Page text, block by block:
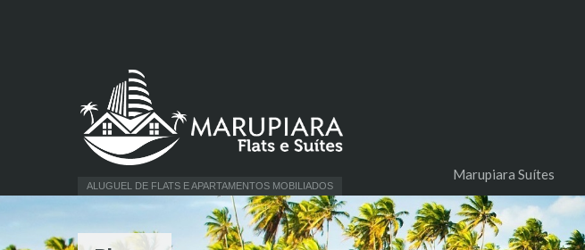
ALUGUEL DE FLATS E APARTAMENTOS MOBILIADOS
Marupiara Suítes